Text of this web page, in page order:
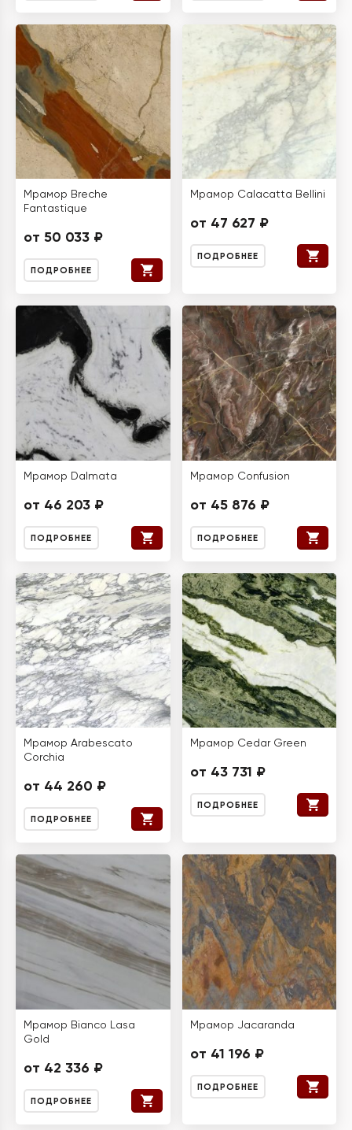
Мрамор Breche
Fantastique
от 50 033 ₽
ПОДРОБНЕЕ
Мрамор Calacatta Bellini
от 47 627 ₽
ПОДРОБНЕЕ
Мрамор Dalmata
от 46 203 ₽
ПОДРОБНЕЕ
Мрамор Confusion
от 45 876 ₽
ПОДРОБНЕЕ
Мрамор Arabescato
Corchia
от 44 260 ₽
ПОДРОБНЕЕ
Мрамор Cedar Green
от 43 731 ₽
ПОДРОБНЕЕ
Мрамор Bianco Lasa
Gold
от 42 336 ₽
ПОДРОБНЕЕ
Мрамор Jacaranda
от 41 196 ₽
ПОДРОБНЕЕ